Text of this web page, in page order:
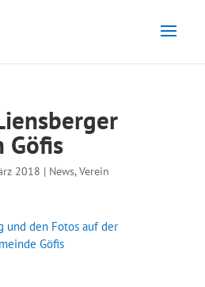
Göfis
2018 | News,Verein
und den Fotos auf der
Göfis